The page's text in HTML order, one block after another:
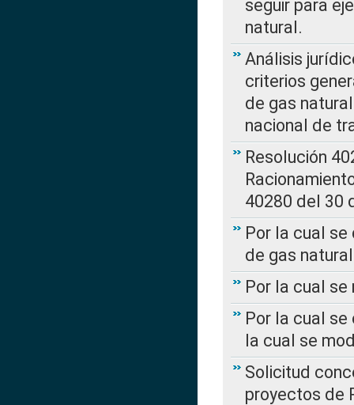
seguir para
natural.
Análisis
criterios
de gas
nacional de
Resolución
40280 del 30
Por la cual
de gas natural
Por la cual se
Por la cual se
la cual se
Solicitud
proyectos de